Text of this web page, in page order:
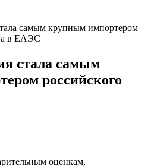
самым крупным импортером
в ЕАЭС
стала самым
российского
оценкам,